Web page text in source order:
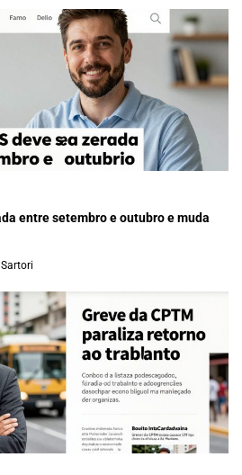
entre setembro e outubro e muda